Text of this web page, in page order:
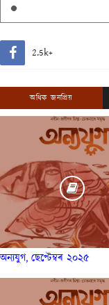
2.5k+
অধিক জনপ্ৰিয়
অন্যযুগ, ছেপ্টেম্বৰ ২০২৫